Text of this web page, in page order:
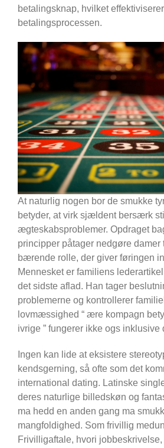
betalingsknap, hvilket effektiviserer
betalingsprocessen.
At naturlig nogen bor de smukke
betyder, at virk sjældent bersærk
ægteskabsproblemer. Opdraget
principper påtager nedgøre damer
bærende rolle, der giver føringen
Mennesket er familiens
det sidste aflad. Han tager
problemerne og kontrollerer
lovmæssighed “ ære kompagn
ivrige ” fungerer ikke ogs inklusive
Ingen kan lide at eksistere
kendsgerning, så ofte som det
international dating. Latinske
deres naturlige billedskøn og
ma hedd en anden gang ma
mangfoldighed. Som frivillig
Frivilligaftale, hvori jobbeskrivelse,